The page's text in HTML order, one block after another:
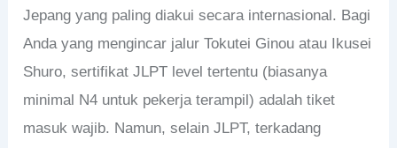
Jepang yang paling diakui secara internasional. Bagi
Anda yang mengincar jalur Tokutei Ginou atau Ikusei
Shuro, sertifikat JLPT level tertentu (biasanya
minimal N4 untuk pekerja terampil) adalah tiket
masuk wajib. Namun, selain JLPT, terkadang